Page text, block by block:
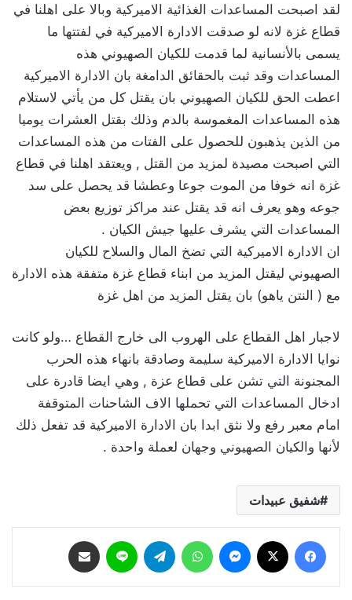
لقد اصبحت المساعدات الغذائية الاميركية وبالا على اهلنا في
قطاع غزة لانه لو صدقت الادارة الاميركية في لفتتها ما
يسمى بالأنسانية لما قدمت للكيان الصهيوني هذه
المساعدات وقد ثبت بالحقائق الدامغة بان الادارة الاميركية
اعطت الحق للكيان الصهيوني بان يقتل كل من يأتي لاستلام
هذه المساعدات المغموسة بالدم وذلك بقتل العشرات يوميا
من الذين يذهبون للحصول على الفتات من هذه المساعدات
التي اصبحت مصيدة لمزيد من القتل , ويعتقد اهلنا في قطاع
غزة انه خوفا من الموت جوعا وعطشا قد يحصل على سد
جوعه وهو يعرف انه قد يقتل عند مراكز توزيع بعض
المساعدات التي يشرف عليها جيش الكيان .
ان الادارة الاميركية التي تضخ المال والسلاح للكيان
الصهيوني ليقتل المزيد من ابناء قطاع غزة متفقة هذه الادارة
مع ( النتن ياهو) بان يقتل المزيد من اهل غزة
لاجبار اهل القطاع على الهروب الى خارج القطاع …ولو كانت
نوايا الادارة الاميركية سليمة وصادقة بانهاء هذه الحرب
المجنونة التي تشن على قطاع عزة , وهي ايضا قادرة على
ادخال المساعدات التي تحملها الاف الشاحنات المتوقفة
امام معبر رفع ولا نثق ابدا بان الادارة الاميركية قد تفعل ذلك
لأنها والكيان الصهيوني وجهان لعملة واحدة .
شفيق عبيدات
فيسبوك ماسنجر واتساب تيلقرام لاين